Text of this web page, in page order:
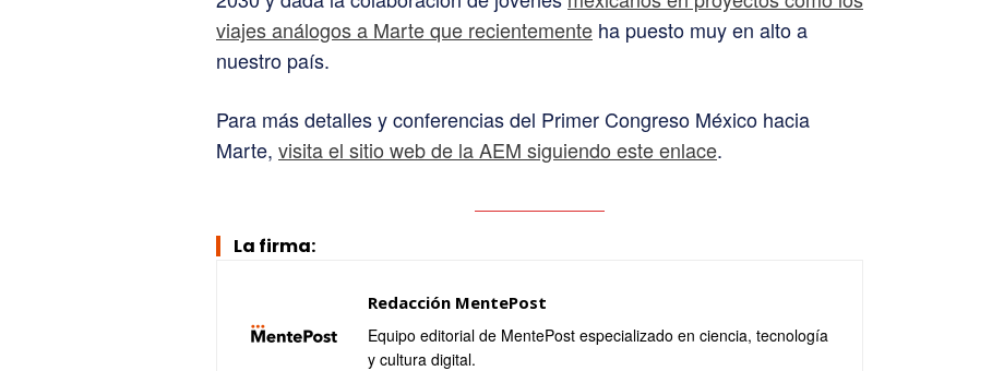
viajes análogos a Marte que recientemente ha puesto muy en alto a
nuestro país.
Para más detalles y conferencias del Primer Congreso México hacia
Marte, visita el sitio web de la AEM siguiendo este enlace.
La firma:
Redacción MentePost
Equipo editorial de MentePost especializado en ciencia, tecnología
y cultura digital.